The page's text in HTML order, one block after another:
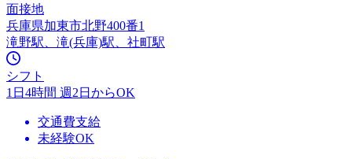
面接地
兵庫県加東市北野400番1
滝野駅、滝(兵庫)駅、社町駅
シフト
1日4時間 週2日からOK
交通費支給
未経験OK